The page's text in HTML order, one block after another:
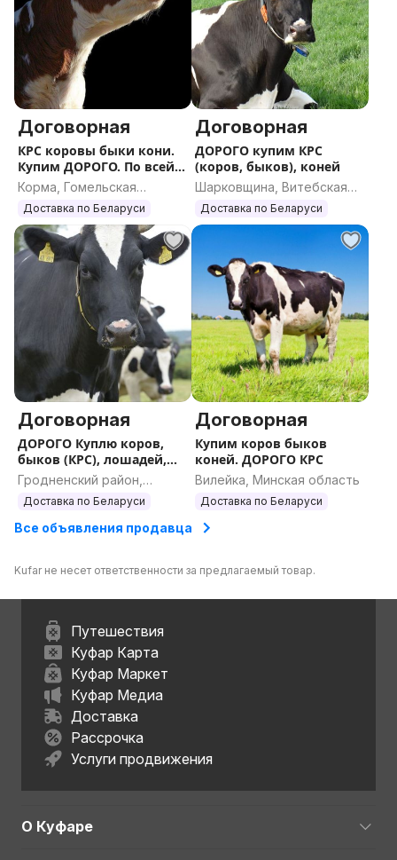
Договорная
КРС коровы быки кони.
Купим ДОРОГО. По всей
РБ
Корма, Гомельская
область
Доставка по Беларуси
Договорная
ДОРОГО купим КРС
(коров, быков), коней
Шарковщина, Витебская
область
Доставка по Беларуси
Договорная
ДОРОГО Куплю коров,
быков (КРС), лошадей,
жеребят
Гродненский район,
Гродненская область
Доставка по Беларуси
Договорная
Купим коров быков
коней. ДОРОГО КРС
Вилейка, Минская область
Доставка по Беларуси
Все объявления продавца
Kufar не несет ответственности за предлагаемый товар.
Путешествия
Куфар Карта
Куфар Маркет
Куфар Медиа
Доставка
Рассрочка
Услуги продвижения
О Куфаре